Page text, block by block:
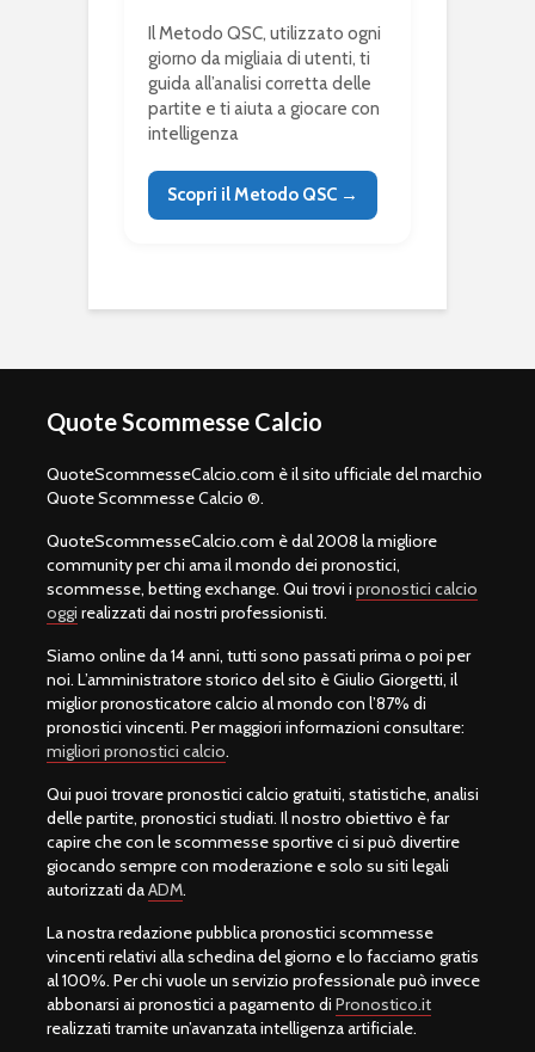
Il Metodo QSC, utilizzato ogni
giorno da migliaia di utenti, ti
guida all’analisi corretta delle
partite e ti aiuta a giocare con
intelligenza
Scopri il Metodo QSC →
Quote Scommesse Calcio
QuoteScommesseCalcio.com è il sito ufficiale del marchio
Quote Scommesse Calcio ®.
QuoteScommesseCalcio.com è dal 2008 la migliore
community per chi ama il mondo dei pronostici,
scommesse, betting exchange. Qui trovi i pronostici calcio
oggi realizzati dai nostri professionisti.
Siamo online da 14 anni, tutti sono passati prima o poi per
noi. L’amministratore storico del sito è Giulio Giorgetti, il
miglior pronosticatore calcio al mondo con l’87% di
pronostici vincenti. Per maggiori informazioni consultare:
migliori pronostici calcio.
Qui puoi trovare pronostici calcio gratuiti, statistiche, analisi
delle partite, pronostici studiati. Il nostro obiettivo è far
capire che con le scommesse sportive ci si può divertire
giocando sempre con moderazione e solo su siti legali
autorizzati daADM.
La nostra redazione pubblica pronostici scommesse
vincenti relativi alla schedina del giorno e lo facciamo gratis
al 100%. Per chi vuole un servizio professionale può invece
abbonarsi ai pronostici a pagamento di Pronostico.it
realizzati tramite un’avanzata intelligenza artificiale.